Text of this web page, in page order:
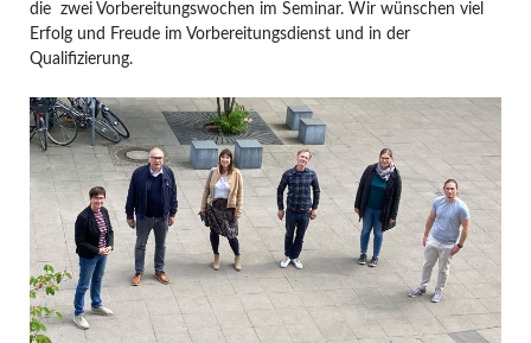
die zwei Vorbereitungswochen im Seminar. Wir wünschen viel
Erfolg und Freude im Vorbereitungsdienst und in der
Qualifizierung.